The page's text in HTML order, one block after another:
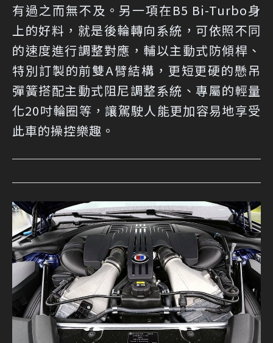
有過之而無不及。另一項在B5 Bi-Turbo身
上的好料，就是後輪轉向系統，可依照不同
的速度進行調整對應，輔以主動式防傾桿、
特別訂製的前雙A臂結構，更短更硬的懸吊
彈簧搭配主動式阻尼調整系統、專屬的輕量
化20吋輪圈等，讓駕駛人能更加容易地享受
此車的操控樂趣。